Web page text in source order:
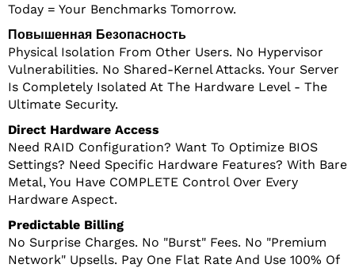
Today = Your Benchmarks Tomorrow.
Повышенная Безопасность
Physical Isolation From Other Users. No Hypervisor
Vulnerabilities. No Shared-Kernel Attacks. Your Server
Is Completely Isolated At The Hardware Level - The
Ultimate Security.
Direct Hardware Access
Need RAID Configuration? Want To Optimize BIOS
Settings? Need Specific Hardware Features? With Bare
Metal, You Have COMPLETE Control Over Every
Hardware Aspect.
Predictable Billing
No Surprise Charges. No "burst" Fees. No "premium
Network" Upsells. Pay One Flat Rate And Use 100% Of